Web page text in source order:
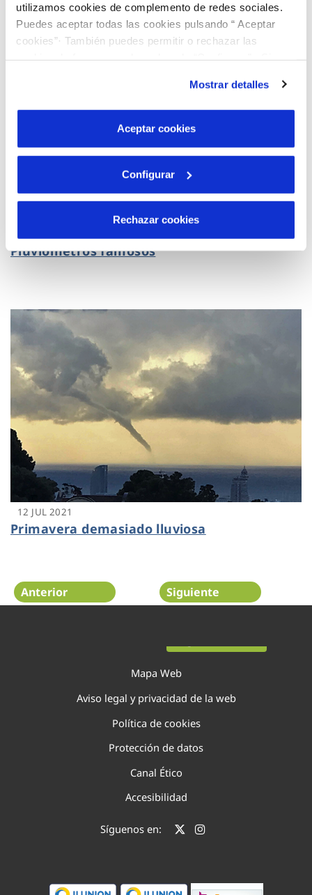
utilizamos cookies de complemento de redes sociales.
Puedes aceptar todas las cookies pulsando “ Aceptar
cookies”· También puedes permitir o rechazar las
instalación de todas las cookies salvo las necesarias que
son indispensables para que el sitio web funcione y que
por tanto no se pueden desactivar. Puedes consultar
Mostrar detalles
Aceptar cookies
Configurar
Rechazar cookies
Pluviómetros famosos
12 JUL 2021
Primavera demasiado lluviosa
Anterior Siguiente
Mapa Web
Aviso legal y privacidad de la web
Política de cookies
Protección de datos
Canal Ético
Accesibilidad
Síguenos en: